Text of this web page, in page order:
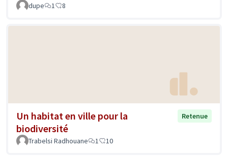
dupe
1 8
Un habitat en ville pour la
biodiversité
Retenue
Trabelsi Radhouane 1 10